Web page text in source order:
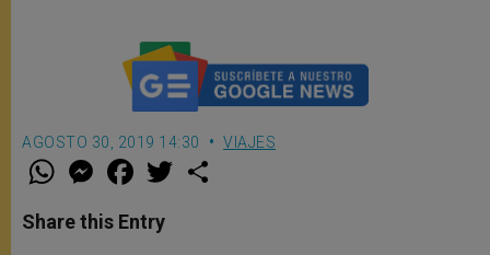
AGOSTO 30, 2019 14:30 VIAJES
W
t
s
M
e
s
e
F
a
e
b
w
Share this Entry